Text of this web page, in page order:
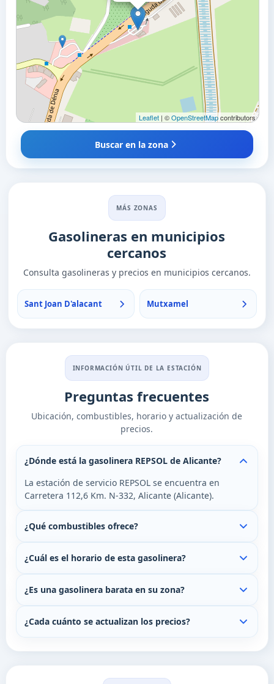
Leaflet | ©OpenStreetMapcontributors
Buscar en la zona
MÁS ZONAS
Gasolineras en municipios
cercanos
Consulta gasolineras y precios en municipios cercanos.
Sant Joan D'alacant Mutxamel
INFORMACIÓN ÚTIL DE LA ESTACIÓN
Preguntas frecuentes
Ubicación, combustibles, horario y actualización de
precios.
¿Dónde está la gasolinera REPSOL de Alicante?
La estación de servicio REPSOL se encuentra en
Carretera 112,6 Km. N-332, Alicante (Alicante).
¿Qué combustibles ofrece?
¿Cuál es el horario de esta gasolinera?
¿Es una gasolinera barata en su zona?
¿Cada cuánto se actualizan los precios?